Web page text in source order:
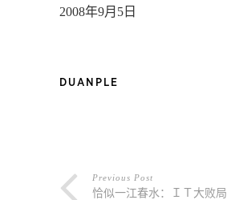
2008年9月5日
DUANPLE
Previous Post
恰似一江春水：ＩＴ大败局